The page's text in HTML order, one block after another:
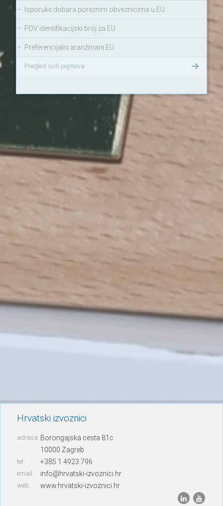
– Isporuke dobara poreznim obveznicima u EU
– PDV identifikacijski broj za EU
– Preferencijalni aranžmani EU
Pregled svih pojmova
Hrvatski izvoznici
adresa: Borongajska cesta 81c
10000 Zagreb
tel: +385 1 4923 796
email: info@hrvatski-izvoznici.hr
web: www.hrvatski-izvoznici.hr